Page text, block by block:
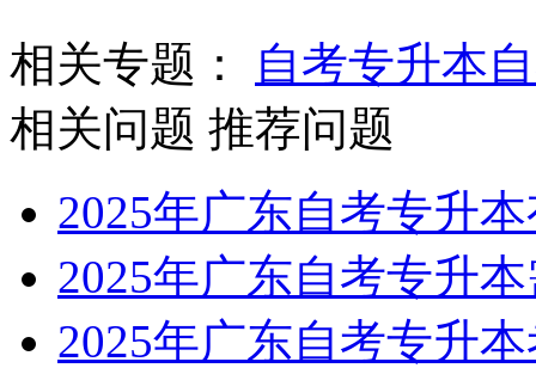
相关专题： 自考专升本
相关问题 推荐问题
2025年广东自考专升
2025年广东自考专升
2025年广东自考专升